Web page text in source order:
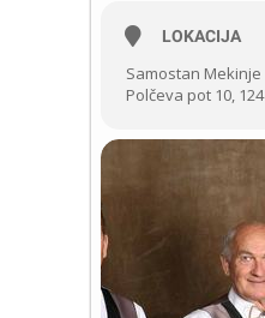
LOKACIJA
Samostan Mekinje
Polčeva pot 10,